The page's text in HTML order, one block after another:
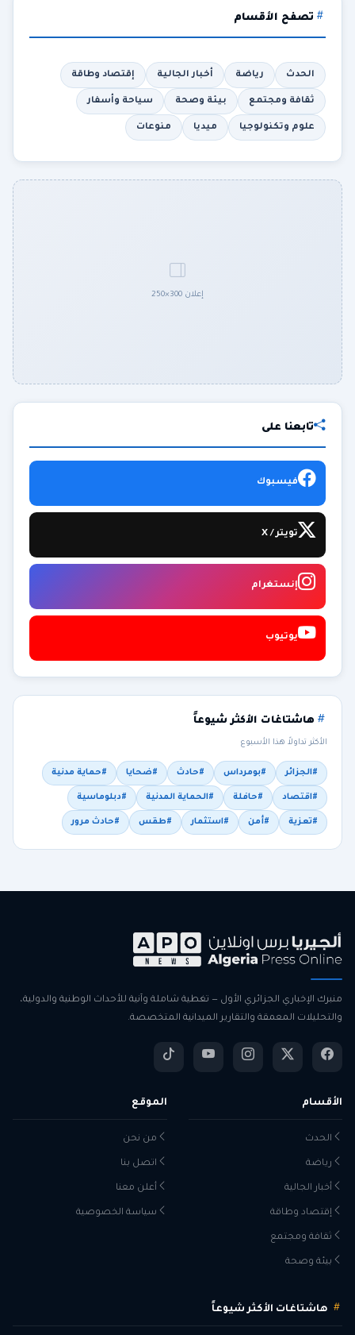
تصفح الأقسام
الحدث رياضة أخبار الجالية إقتصاد وطاقة
ثقافة ومجتمع بيئة وصحة سياحة وأسفار
علوم وتكنولوجيا ميديا منوعات
إعلان 300×250
تابعنا على
فيسبوك
تويتر / X
إنستغرام
يوتيوب
هاشتاغات الأكثر شيوعاً
الأكثر تداولاً هذا الأسبوع
#الجزائر #بومرداس #حادث #ضحايا #حماية مدنية
#اقتصاد #حافلة #الحماية المدنية #دبلوماسية
#تعزية #أمن #استثمار #طقس #حادث مرور
منبرك الإخباري الجزائري الأول — تغطية شاملة وآنية للأحداث الوطنية والدولية،
والتحليلات المعمقة والتقارير الميدانية المتخصصة.
الأقسام
الحدث
رياضة
أخبار الجالية
إقتصاد وطاقة
ثقافة ومجتمع
بيئة وصحة
الموقع
من نحن
اتصل بنا
أعلن معنا
سياسة الخصوصية
هاشتاغات الأكثر شيوعاً